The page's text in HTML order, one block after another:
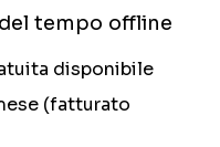
tempo offline
disponibile
(fatturato